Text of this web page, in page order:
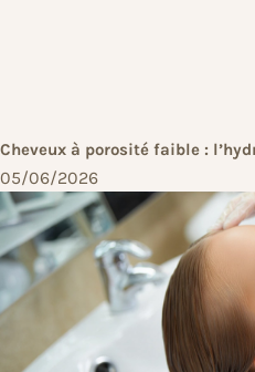
Cheveux à porosité faible :
05/06/2026